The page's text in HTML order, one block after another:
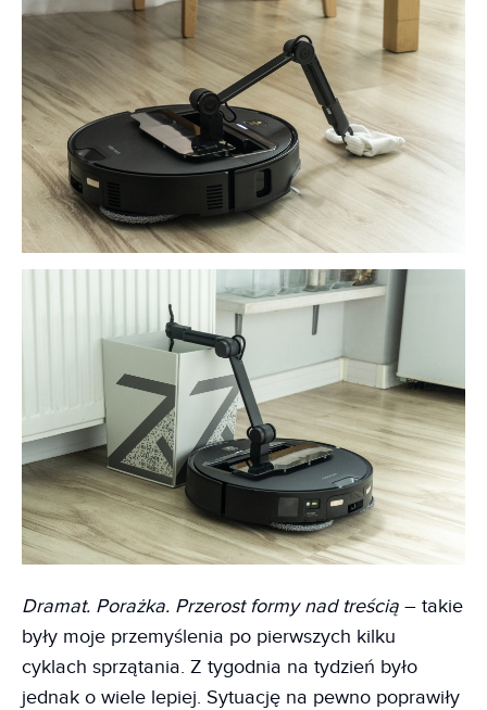
Dramat. Porażka. Przerost formy nad treścią – takie
były moje przemyślenia po pierwszych kilku
cyklach sprzątania. Z tygodnia na tydzień było
jednak o wiele lepiej. Sytuację na pewno poprawiły